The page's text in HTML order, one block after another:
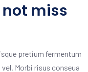
miss
pretium fermentum
Morbi risus conseua